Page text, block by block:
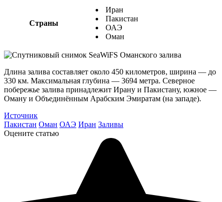
Страны
Иран
Пакистан
ОАЭ
Оман
Длина залива составляет около 450 километров, ширина — до
330 км. Максимальная глубина — 3694 метра. Северное
побережье залива принадлежит Ирану и Пакистану, южное —
Оману и Объединённым Арабским Эмиратам (на западе).
Источник
Пакистан Оман ОАЭ Иран Заливы
Оцените статью